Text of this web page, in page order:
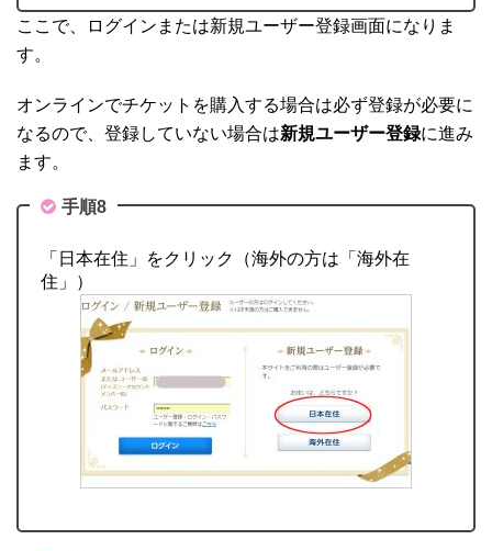
ここで、ログインまたは新規ユーザー登録画面になりま
す。
オンラインでチケットを購入する場合は必ず登録が必要に
なるので、登録していない場合は新規ユーザー登録に進み
ます。
手順8
「日本在住」をクリック（海外の方は「海外在
住」）